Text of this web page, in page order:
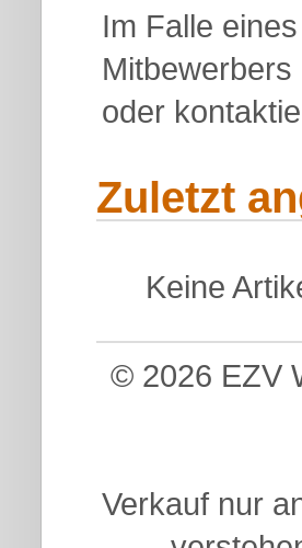
Im Falle
oder
Zuletzt
Keine
© 2026 EZV
Verkauf nur